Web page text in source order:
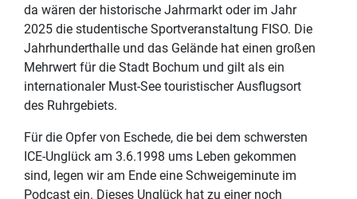
da wären der historische Jahrmarkt oder im Jahr
2025 die studentische Sportveranstaltung FISO. Die
Jahrhunderthalle und das Gelände hat einen großen
Mehrwert für die Stadt Bochum und gilt als ein
internationaler Must-See touristischer Ausflugsort
des Ruhrgebiets.
Für die Opfer von Eschede, die bei dem schwersten
ICE-Unglück am 3.6.1998 ums Leben gekommen
sind, legen wir am Ende eine Schweigeminute im
Podcast ein. Dieses Unglück hat zu einer noch